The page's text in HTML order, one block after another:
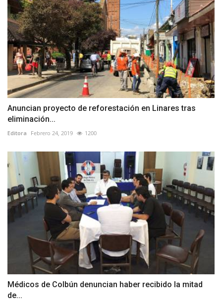
Anuncian proyecto de reforestación en Linares tras
eliminación...
Editora Febrero 24, 2019 1200
Médicos de Colbún denuncian haber recibido la mitad
de...